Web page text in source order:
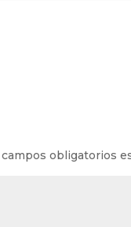
campos obligatorios